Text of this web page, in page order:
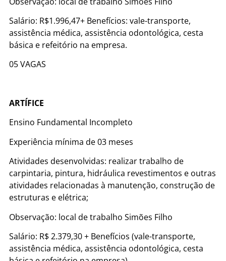
Salário: R$1.996,47+ Benefícios: vale-transporte,
assistência médica, assistência odontológica, cesta
básica e refeitório na empresa.
05 VAGAS
ARTÍFICE
Ensino Fundamental Incompleto
Experiência mínima de 03 meses
Atividades desenvolvidas: realizar trabalho de
carpintaria, pintura, hidráulica revestimentos e outras
atividades relacionadas à manutenção, construção de
estruturas e elétrica;
Observação: local de trabalho Simões Filho
Salário: R$ 2.379,30 + Benefícios (vale-transporte,
assistência médica, assistência odontológica, cesta